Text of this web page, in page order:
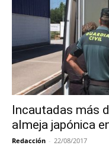
Incautadas más
almeja japónica
Redacción - 22/08/2017